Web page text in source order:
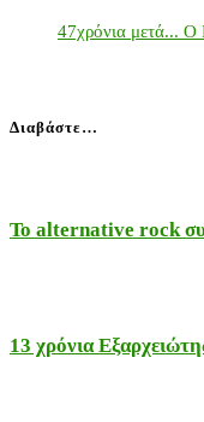
47χρόνια μετά... Ο
Διαβάστε…
Το alternative rock
13 χρόνια